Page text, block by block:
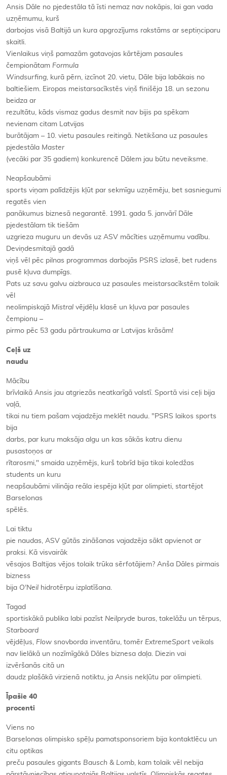
Ansis Dāle no pjedestāla tā īsti nemaz nav nokāpis, lai gan vada
uzņēmumu, kurš
darbojas visā Baltijā un kura apgrozījums rakstāms ar septiņciparu
skaitli.
Vienlaikus viņš pamazām gatavojas kārtējam pasaules
čempionātam Formula
Windsurfing, kurā pērn, izcīnot 20. vietu, Dāle bija labākais no
baltiešiem. Eiropas meistarsacīkstēs viņš finišēja 18. un sezonu
beidza ar
rezultātu, kāds vismaz gadus desmit nav bijis pa spēkam
nevienam citam Latvijas
burātājam – 10. vietu pasaules reitingā. Netikšana uz pasaules
pjedestāla Master
(vecāki par 35 gadiem) konkurencē Dālem jau būtu neveiksme.
Neapšaubāmi
sports viņam palīdzējis kļūt par sekmīgu uzņēmēju, bet sasniegumi
regatēs vien
panākumus biznesā negarantē. 1991. gada 5. janvārī Dāle
pjedestālam tik tiešām
uzgrieza muguru un devās uz ASV mācīties uzņēmumu vadību.
Deviņdesmitajā gadā
viņš vēl pēc pilnas programmas darbojās PSRS izlasē, bet rudens
pusē kļuva dumpīgs.
Pats uz savu galvu aizbrauca uz pasaules meistarsacīkstēm tolaik
vēl
neolimpiskajā Mistral vējdēļu klasē un kļuva par pasaules
čempionu –
pirmo pēc 53 gadu pārtraukuma ar Latvijas krāsām!
Ceļš uz
naudu
Mācību
brīvlaikā Ansis jau atgriezās neatkarīgā valstī. Sportā visi ceļi bija
vaļā,
tikai nu tiem pašam vajadzēja meklēt naudu. "PSRS laikos sports
bija
darbs, par kuru maksāja algu un kas sākās katru dienu
pusastoņos ar
rītarosmi," smaida uzņēmējs, kurš tobrīd bija tikai koledžas
students un kuru
neapšaubāmi vilināja reāla iespēja kļūt par olimpieti, startējot
Barselonas
spēlēs.
Lai tiktu
pie naudas, ASV gūtās zināšanas vajadzēja sākt apvienot ar
praksi. Kā visvairāk
vēsajos Baltijas vējos tolaik trūka sērfotājiem? Anša Dāles pirmais
bizness
bija O'Neil hidrotērpu izplatīšana.
Tagad
sportiskākā publika labi pazīst Neilpryde buras, takelāžu un tērpus,
Starboard
vējdēļus, Flow snovborda inventāru, tomēr ExtremeSport veikals
nav lielākā un nozīmīgākā Dāles biznesa daļa. Diezin vai
izvēršanās citā un
daudz plašākā virzienā notiktu, ja Ansis nekļūtu par olimpieti.
Īpašie 40
procenti
Viens no
Barselonas olimpisko spēļu pamatsponsoriem bija kontaktlēcu un
citu optikas
preču pasaules gigants Bausch & Lomb, kam tolaik vēl nebija